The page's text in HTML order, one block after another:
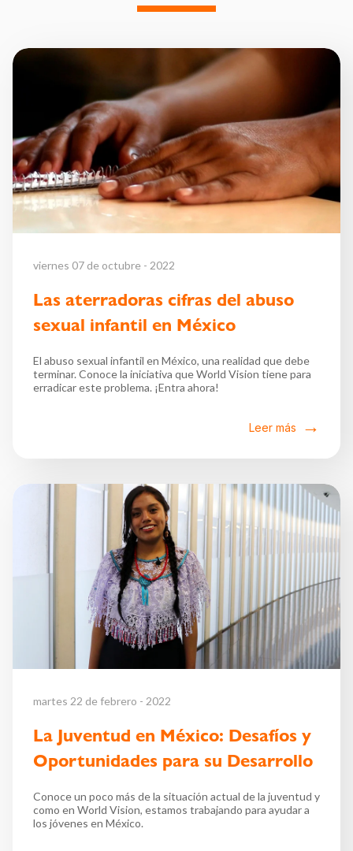
viernes 07 de octubre - 2022
Las aterradoras cifras del abuso
sexual infantil en México
El abuso sexual infantil en México, una realidad que debe
terminar. Conoce la iniciativa que World Vision tiene para
erradicar este problema. ¡Entra ahora!
Leer más
martes 22 de febrero - 2022
La Juventud en México: Desafíos y
Oportunidades para su Desarrollo
Conoce un poco más de la situación actual de la juventud y
como en World Vision, estamos trabajando para ayudar a
los jóvenes en México.